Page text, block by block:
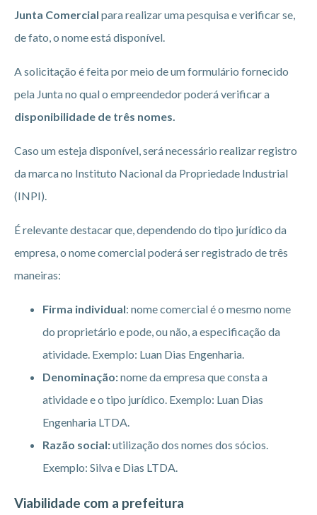
Junta Comercial para realizar uma pesquisa e verificar se,
de fato, o nome está disponível.
A solicitação é feita por meio de um formulário fornecido
pela Junta no qual o empreendedor poderá verificar a
disponibilidade de três nomes.
Caso um esteja disponível, será necessário realizar registro
da marca no Instituto Nacional da Propriedade Industrial
(INPI).
É relevante destacar que, dependendo do tipo jurídico da
empresa, o nome comercial poderá ser registrado de três
maneiras:
Firma individual: nome comercial é o mesmo nome
do proprietário e pode, ou não, a especificação da
atividade. Exemplo: Luan Dias Engenharia.
Denominação:nome da empresa que consta a
atividade e o tipo jurídico. Exemplo: Luan Dias
Engenharia LTDA.
Razão social:utilização dos nomes dos sócios.
Exemplo: Silva e Dias LTDA.
Viabilidade com a prefeitura